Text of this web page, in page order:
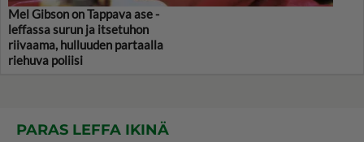
Mel Gibson on Tappava ase -
leffassa surun ja itsetuhon
riivaama, hulluuden partaalla
riehuva poliisi
PARAS LEFFA IKINÄ